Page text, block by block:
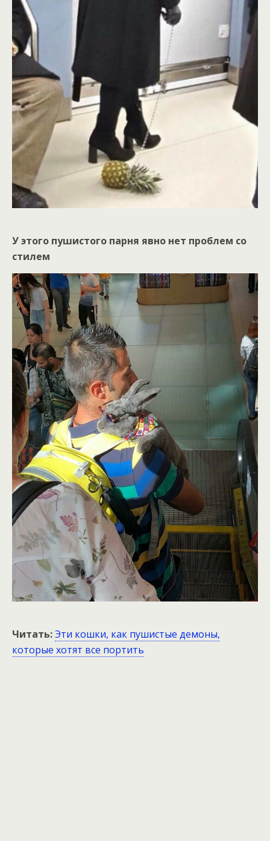
У этого пушистого парня явно нет проблем со
стилем
Читать:Эти кошки, как пушистые демоны,
которые хотят все портить